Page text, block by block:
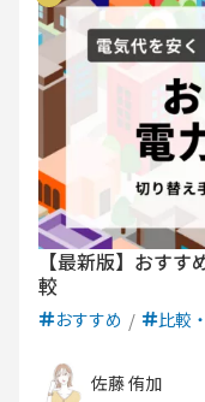
【最新版】おす
較
おすすめ 比較
佐藤 侑加